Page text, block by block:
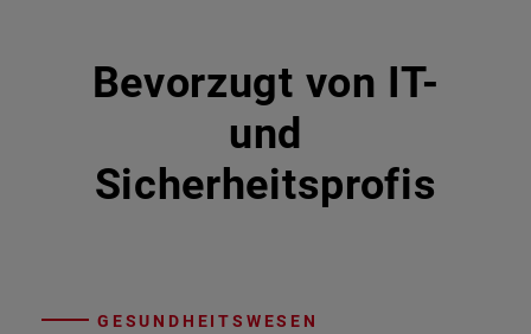
Bevorzugt von IT-
und
Sicherheitsprofis
GESUNDHEITSWESEN